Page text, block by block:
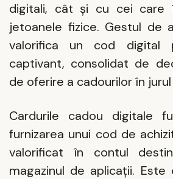
digitali, cât și cu cei care
jetoanele fizice. Gestul de
valorifica un cod digital
captivant, consolidat de
de oferire a cadourilor în
Cardurile cadou digitale
furnizarea unui cod de
valorificat în contul
magazinul de aplicații. Este